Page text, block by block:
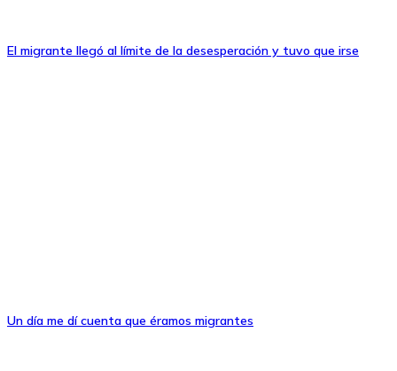
El migrante llegó al límite de la desesperación y tuvo que irse
Un día me dí cuenta que éramos migrantes